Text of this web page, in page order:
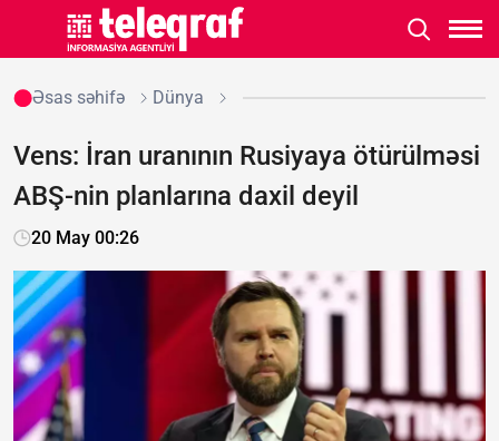
Əsas səhifə Dünya
Vens: İran uranının Rusiyaya ötürülməsi
ABŞ-nin planlarına daxil deyil
20 May 00:26